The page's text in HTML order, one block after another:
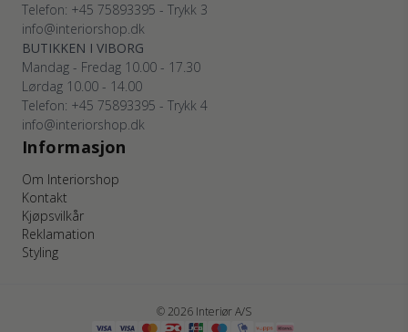
Telefon: +45 75893395 - Trykk 3
info@interiorshop.dk
BUTIKKEN I VIBORG
Mandag - Fredag 10.00 - 17.30
Lørdag 10.00 - 14.00
Telefon: +45 75893395 - Trykk 4
info@interiorshop.dk
Informasjon
Om Interiorshop
Kontakt
Kjøpsvilkår
Reklamation
Styling
© 2026 Interiør A/S